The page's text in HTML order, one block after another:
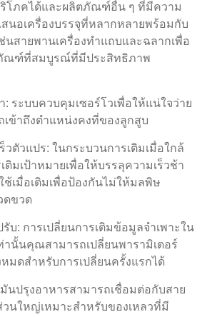
โภคได้และผลิตภัณฑ์อื่น ๆ ที่มีความ
สนอเครื่องบรรจุที่หลากหลายพร้อมกับ
นสายพานเครื่องทำแถบและฉลากเพื่อ
ณฑ์ที่สมบูรณ์ที่มีประสิทธิภาพ
ระบบควบคุมเซอร์โวเพื่อให้แน่ใจว่าย
เข้าถึงตำแหน่งคงที่ของลูกสูบ
วตัวแปร: ในกระบวนการเติมเมื่อใกล้
มเป้าหมายเพื่อให้บรรลุความเร็วช้า
ช้เมื่อเติมเพื่อป้องกันไม่ให้มลพิษ
ดขวด
บ: การเปลี่ยนการเติมข้อมูลจำเพาะใน
านั้นคุณสามารถเปลี่ยนพารามิเตอร์
มดสำหรับการเปลี่ยนครั้งแรกได้
นปรุงอาหารสามารถเชื่อมต่อกับสาย
วนใหญ่เหมาะสำหรับของเหลวที่มี